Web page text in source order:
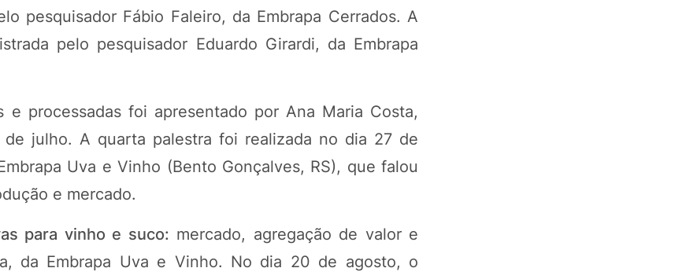
pesquisador Fábio Faleiro, da Embrapa Cerrados. A
pelo pesquisador Eduardo Girardi, da Embrapa
processadas foi apresentado por Ana Maria Costa,
de julho. A quarta palestra foi realizada no dia 27 de
Uva e Vinho (Bento Gonçalves, RS), que falou
e mercado.
para vinho e suco: mercado, agregação de valor e
da Embrapa Uva e Vinho. No dia 20 de agosto, o